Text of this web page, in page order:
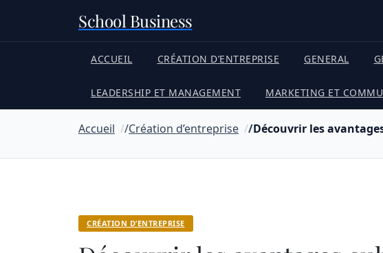
School Business
ACCUEIL CRÉATION D’ENTREPRISE GENERAL
LEADERSHIP ET MANAGEMENT MARKETING ET
Accueil Création d’entreprise Découvrir les
CRÉATION D’ENTREPRISE